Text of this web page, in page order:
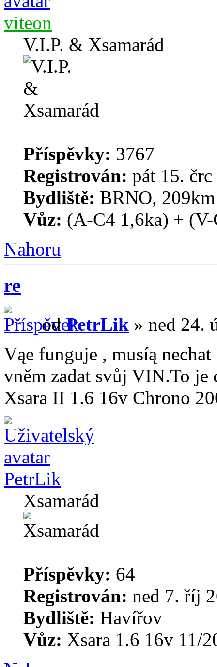
viteon
V.I.P. & Xsamarád
Příspěvky: 3767
Registrován: pát 15.
Bydliště: BRNO,
Vůz: (A-C4 1,6ka) +
Nahoru
re
odPetrLik » ned 24.
Vąe funguje , musíą
vněm zadat svůj VIN.To je
Xsara II 1.6 16v Chrono
PetrLik
Xsamarád
Příspěvky: 64
Registrován: ned 7. říj
Bydliště: Havířov
Vůz: Xsara 1.6 16v 11/